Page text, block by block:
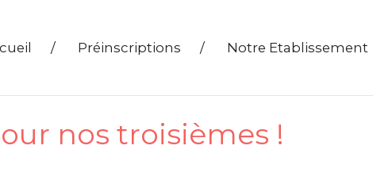
/ Préinscriptions / Notre Etablissement
nos troisièmes !